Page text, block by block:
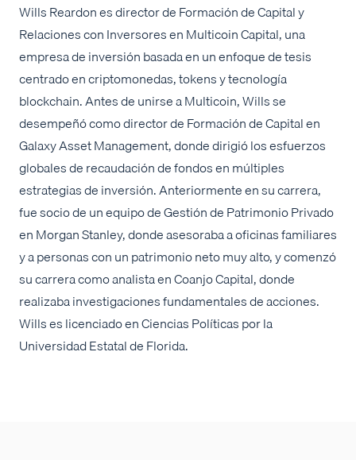
Wills Reardon es director de Formación de Capital y
Relaciones con Inversores en Multicoin Capital, una
empresa de inversión basada en un enfoque de tesis
centrado en criptomonedas, tokens y tecnología
blockchain. Antes de unirse a Multicoin, Wills se
desempeñó como director de Formación de Capital en
Galaxy Asset Management, donde dirigió los esfuerzos
globales de recaudación de fondos en múltiples
estrategias de inversión. Anteriormente en su carrera,
fue socio de un equipo de Gestión de Patrimonio Privado
en Morgan Stanley, donde asesoraba a oficinas familiares
y a personas con un patrimonio neto muy alto, y comenzó
su carrera como analista en Coanjo Capital, donde
realizaba investigaciones fundamentales de acciones.
Wills es licenciado en Ciencias Políticas por la
Universidad Estatal de Florida.